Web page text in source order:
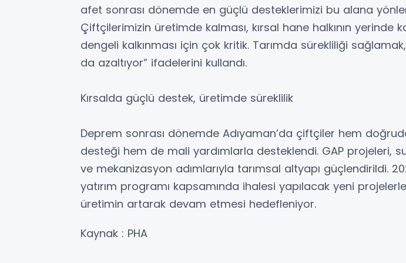
afet sonrası dönemde en güçlü desteklerimizi bu alana
Çiftçilerimizin üretimde kalması, kırsal hane halkının yerinde
dengeli kalkınması için çok kritik. Tarımda sürekliliği sağlamak,
da azaltıyor” ifadelerini kullandı.
Kırsalda güçlü destek, üretimde süreklilik
Deprem sonrası dönemde Adıyaman’da çiftçiler hem
desteği hem de mali yardımlarla desteklendi. GAP projeleri,
ve mekanizasyon adımlarıyla tarımsal altyapı güçlendirildi.
yatırım programı kapsamında ihalesi yapılacak yeni
üretimin artarak devam etmesi hedefleniyor.
Kaynak : PHA